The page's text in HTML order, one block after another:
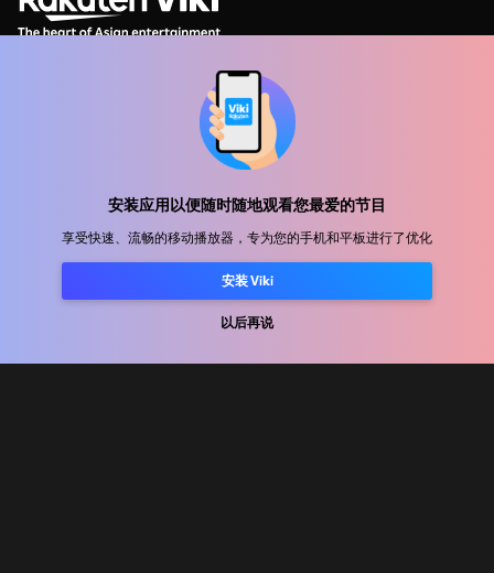
安装应用以便随时随地观看您最爱的节目
享受快速、流畅的移动播放器，专为您的手机和平板进行了优化
安装 Viki
以后再说
发行合作
新闻中心
使用条款